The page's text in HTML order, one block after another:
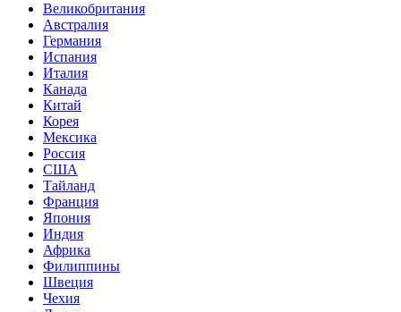
Великобритания
Австралия
Германия
Испания
Италия
Канада
Китай
Корея
Мексика
Россия
США
Тайланд
Франция
Япония
Индия
Африка
Филиппины
Швеция
Чехия